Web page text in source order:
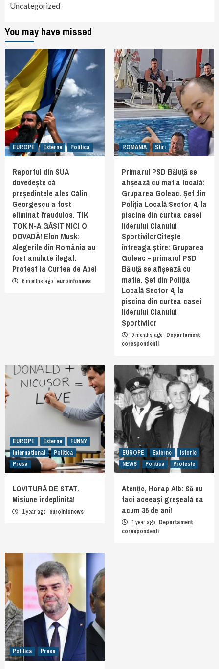
Uncategorized
You may have missed
EUROPE Externe Politica
Raportul din SUA
dovedește că
președintele ales Călin
Georgescu a fost
eliminat fraudulos. TIK
TOK N-A GĂSIT NICI O
DOVADĂ! Elon Musk:
Alegerile din România au
fost anulate ilegal.
Protest la Curtea de Apel
6 months ago euroinfonews
ROMANIA Stiri
Primarul PSD Băluță se
afișează cu mafia locală:
Gruparea Goleac. Șef din
Poliția Locală Sector 4, la
piscina din curtea casei
liderului Clanului
SportivilorCiteşte
întreaga ştire: Gruparea
Goleac – primarul PSD
Băluță se afișează cu
mafia. Șef din Poliția
Locală Sector 4, la
piscina din curtea casei
liderului Clanului
Sportivilor
9 months ago Departament
corespondenti
EUROPE Externe
FUNNY
International
Politica
Presa
LOVITURĂ DE STAT.
Misiune îndeplinită!
1 year ago euroinfonews
EUROPE Externe
Istorie
NEWS
Politica Proteste
Atenție, Harap Alb: Să nu
faci aceeași greșeală ca
acum 35 de ani!
1 year ago Departament
corespondenti
Politica Presa